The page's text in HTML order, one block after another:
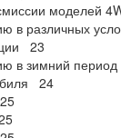
моделей
в различных
23
в зимний
24